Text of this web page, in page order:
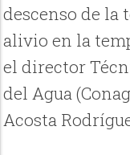
descenso de la
alivio en la
el director
del Agua
Acosta